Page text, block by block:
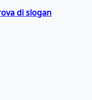
di slogan